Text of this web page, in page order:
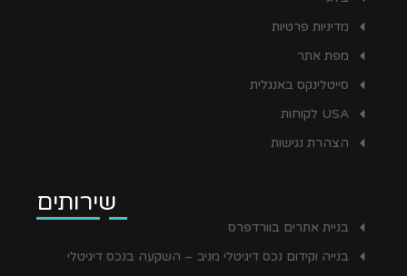
מדיניות פרטיות
מפת אתר
סייטלינקס באנגלית
USA לקוחות
הצהרת נגישות
שירותים
בניית אתרים בוורדפרס
בנייה וקידום נכס דיגיטלי מניב – השקעה בנכס דיגיטלי